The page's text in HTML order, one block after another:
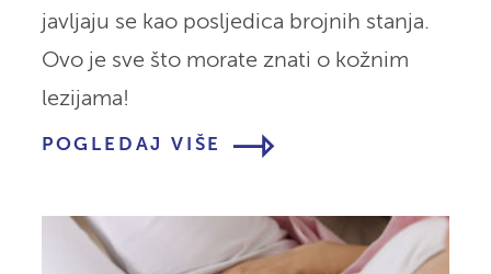
javljaju se kao posljedica brojnih stanja.
Ovo je sve što morate znati o kožnim
lezijama!
POGLEDAJ VIŠE